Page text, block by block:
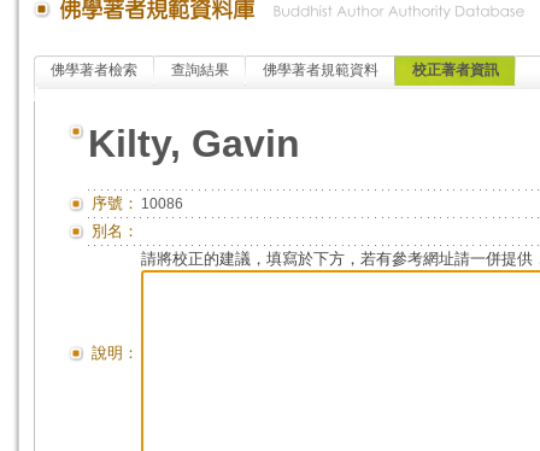
佛學著者檢索 查詢結果 佛學著者規範資料 校正著者資訊
Kilty, Gavin
序號： 10086
別名：
說明：
請將校正的建議，填寫於下方，若有參考網址請一併提供